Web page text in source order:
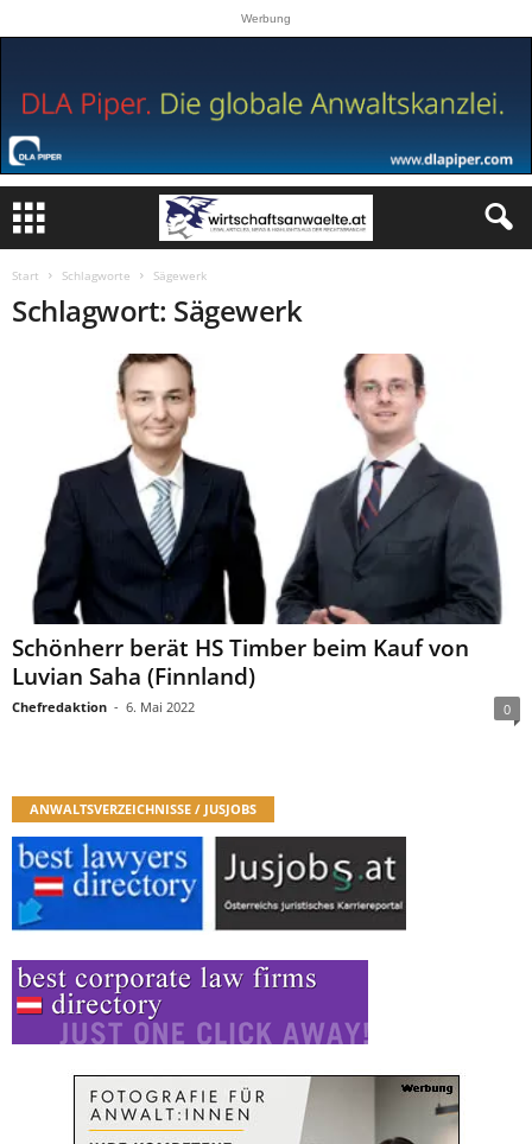
Werbung
Start Schlagworte Sägewerk
Schlagwort: Sägewerk
Schönherr berät HS Timber beim Kauf von
Luvian Saha (Finnland)
Chefredaktion - 6. Mai 2022 0
ANWALTSVERZEICHNISSE / JUSJOBS